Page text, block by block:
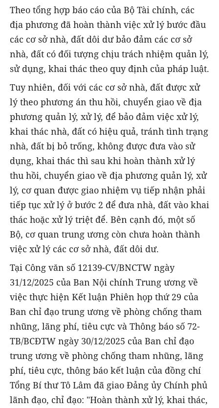
Theo tổng hợp báo cáo của Bộ Tài chính, các
địa phương đã hoàn thành việc xử lý bước đầu
các cơ sở nhà, đất dôi dư bảo đảm các cơ sở
nhà, đất có đối tượng chịu trách nhiệm quản lý,
sử dụng, khai thác theo quy định của pháp luật.
Tuy nhiên, đối với các cơ sở nhà, đất được xử
lý theo phương án thu hồi, chuyển giao về địa
phương quản lý, xử lý, để bảo đảm việc xử lý,
khai thác nhà, đất có hiệu quả, tránh tình trạng
nhà, đất bị bỏ trống, không được đưa vào sử
dụng, khai thác thì sau khi hoàn thành xử lý
thu hồi, chuyển giao về địa phương quản lý, xử
lý, cơ quan được giao nhiệm vụ tiếp nhận phải
tiếp tục xử lý ở bước 2 để đưa nhà, đất vào khai
thác hoặc xử lý triệt để. Bên cạnh đó, một số
Bộ, cơ quan trung ương còn chưa hoàn thành
việc xử lý các cơ sở nhà, đất dôi dư.
Tại Công văn số 12139-CV/BNCTW ngày
31/12/2025 của Ban Nội chính Trung ương về
việc thực hiện Kết luận Phiên họp thứ 29 của
Ban chỉ đạo trung ương về phòng chống tham
nhũng, lãng phí, tiêu cực và Thông báo số 72-
TB/BCĐTW ngày 30/12/2025 của Ban chỉ đạo
trung ương về phòng chống tham nhũng, lãng
phí, tiêu cực, thông báo kết luận của đồng chí
Tổng Bí thư Tô Lâm đã giao Đảng ủy Chính phủ
lãnh đạo, chỉ đạo: "Hoàn thành xử lý, khai thác,